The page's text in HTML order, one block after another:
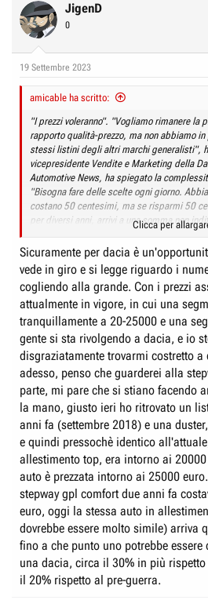
JigenD
0
19 Settembre 2023
amicable ha scritto:
"I prezzi voleranno". "Vogliamo rimanere la
rapporto qualità-prezzo, ma non abbiamo
stessi listini degli altri marchi generalisti",
vicepresidente Vendite e Marketing della
Automotive News, ha spiegato la
"Bisogna fare delle scelte ogni giorno.
costano 50 centesimi, ma se risparmi 50
per diversi anni, arrivi a una somma non
https://www.quattroruote.it/news/industria-
finanza/2023/01/20/
Clicca per
Sicuramente per dacia è
vede in giro e si legge riguardo i
cogliendo alla grande. Con i prezzi
attualmente in vigore, in cui una
tranquillamente a 20-25000 e una
gente si sta rivolgendo a dacia, e io
disgraziatamente trovarmi costretto
adesso, penso che guarderei alla
parte, mi pare che si stiano facendo
la mano, giusto ieri ho ritrovato un
anni fa (settembre 2018) e una
e quindi pressochè identico
allestimento top, era intorno ai
auto è prezzata intorno ai 25000
stepway gpl comfort due anni fa
euro, oggi la stessa auto in
dovrebbe essere molto simile) arriva
fino a che punto uno potrebbe essere
una dacia, circa il 30% in più
il 20% rispetto al pre-guerra.